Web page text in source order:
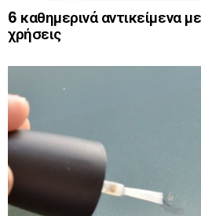
6 καθημερινά αντικείμενα
χρήσεις